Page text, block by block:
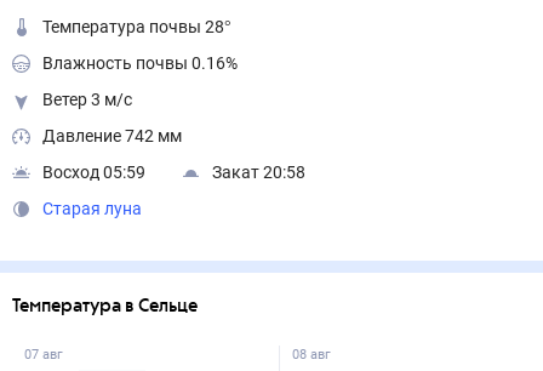
Температура почвы 28°
Влажность почвы 0.16%
Ветер 3 м/с
Давление 742 мм
Восход 05:59
Закат 20:58
Старая луна
Температура в Сельце
07 авг 08 авг